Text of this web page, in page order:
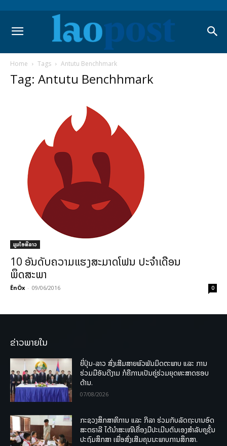
Home Tags Antutu Benchhmark
Tag: Antutu Benchhmark
ມູມໄອທີລາວ
10 ອັນດັບຄວາມແຮງສະມາດໂຟນ ປະຈຳເດືອນ
ພຶດສະພາ
ÊnÖx - 09/06/2016 0
ຂ່າວພາຍໃນ
ຍີ່ປຸ່ນ-ລາວ ສົ່ງເສີມສາຍພົວພັນມິດຕະພາບ ແລະ ການ
ຮ່ວມມືອັນດີງາມ ກໍຄືການເປັນຄູ່ຮ່ວມຍຸດທະສາດຮອບ
ດ້ານ.
07/08/2026
ກະຊວງສຶກສາທິການ ແລະ ກິລາ ຮ່ວມກັບລັດຖະບານອົດ
ສະຕຣາລີ ໄດ້ນຳສະເໜີເຄື່ອງມືປະເມີນຕົນເອງສຳລັບຄູຊັ້ນ
ປະຖົມສຶກສາ ເພື່ອສົ່ງເສີມຄຸນນະພາບການສຶກສາ.